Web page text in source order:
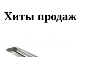
Хиты продаж